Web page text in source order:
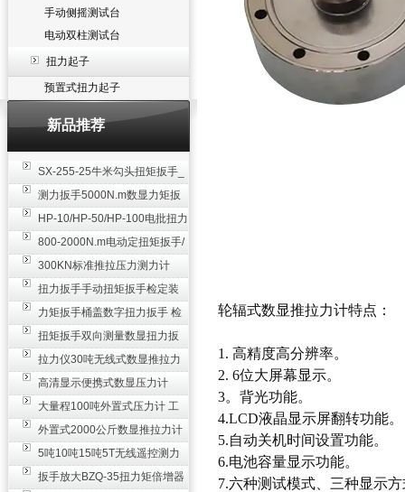
手动侧摇测试台
电动双柱测试台
扭力起子
预置式扭力起子
新品推荐
SX-255-25牛米勾头扭矩扳手_
螺栓紧固扭力扳手
测力扳手5000N.m数显力矩扳
手 非标扭力扳手工业级
HP-10/HP-50/HP-100电批扭力
测试仪,测量仪
800-2000N.m电动定扭矩扳手/
扭矩电动扳手
300KN标准推拉压力测力计
_0.3级数显压力仪
扭力扳手手动扭矩扳手检定装
置 50-100N扳手测量仪器
力矩扳手桶盖数字扭力扳手 检
测瓶盖拧紧扭矩工具
扭矩扳手双向测量数显扭力扳
手 2000N,m力矩扳手价格
拉力仪30吨无线式数显推拉力
计 数字显示测力计80T
高清显示便携式数显压力计
300N500n_手持电子测力计
大量程100吨外置式压力计 工
业用数显测力计价格
外置式2000公斤数显推拉力计
_数字拉力压力测试仪
5吨10吨15吨5T无线遥控测力
计_带遥控电子拉力计数显式
扳手放大BZQ-35扭力矩倍增器
轮辐式数显推拉力计特点：
1. 高精度高分辨率。
2. 6位大屏幕显示。
3。背光功能。
4.LCD液晶显示屏翻转功能。
5.自动关机时间设置功能。
6.电池容量显示功能。
7.六种测试模式、三种显示